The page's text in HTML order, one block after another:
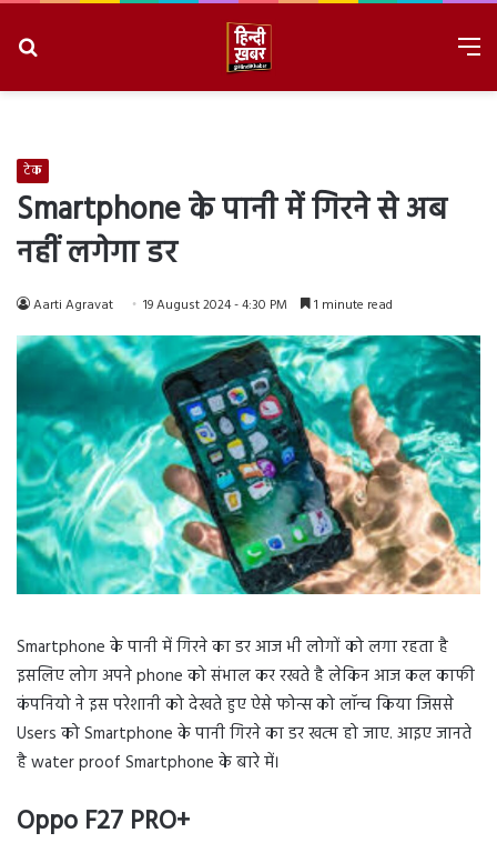
टेक
Smartphone के पानी में गिरने से अब
नहीं लगेगा डर
Aarti Agravat 19 August 2024 - 4:30 PM 1 minute read
Smartphone के पानी में गिरने का डर आज भी लोगों को लगा रहता है
इसलिए लोग अपने phone को संभाल कर रखते है लेकिन आज कल काफी
कंपनियो ने इस परेशानी को देखते हुए ऐसे फोन्स को लॉन्च किया जिससे
Users को Smartphone के पानी गिरने का डर खत्म हो जाए. आइए जानते
है water proof Smartphone के बारे में।
Oppo F27 PRO+